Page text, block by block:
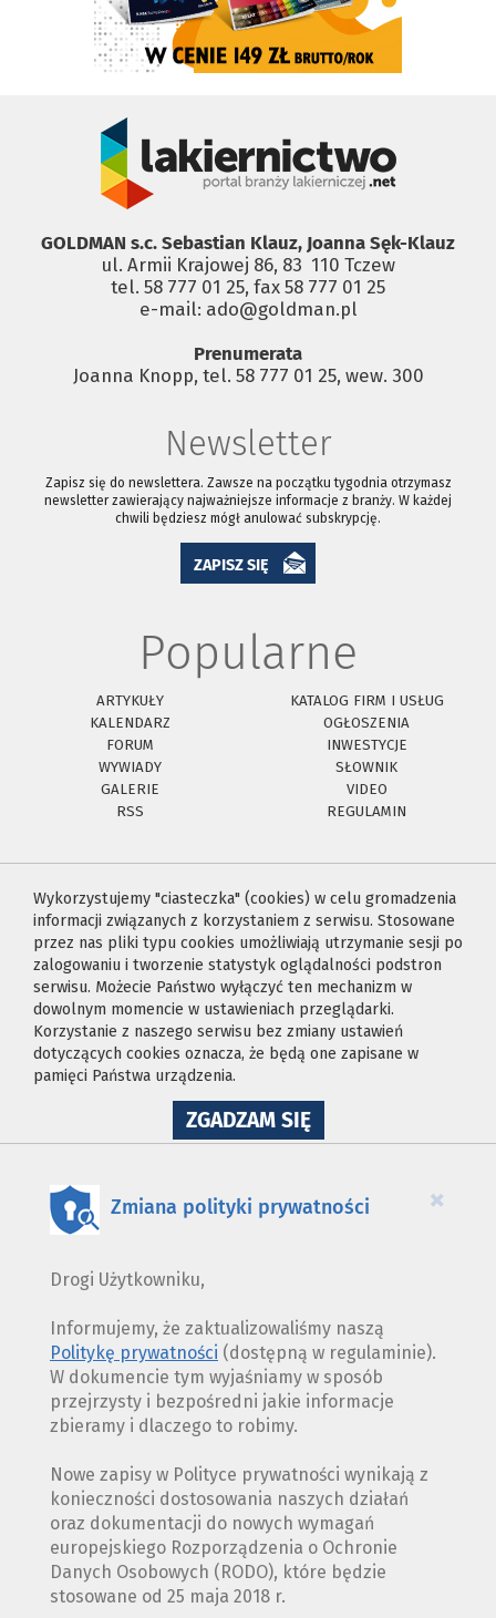
GOLDMAN s.c. Sebastian Klauz, Joanna Sęk-Klauz
ul. Armii Krajowej 86, 83 ­ 110 Tczew
tel. 58 777 01 25, fax 58 777 01 25
e-mail: ado@goldman.pl
Prenumerata
Joanna Knopp, tel. 58 777 01 25, wew. 300
Newsletter
Zapisz się do newslettera. Zawsze na początku tygodnia otrzymasz
newsletter zawierający najważniejsze informacje z branży. W każdej
chwili będziesz mógł anulować subskrypcję.
ZAPISZ SIĘ
Popularne
ARTYKUŁY
KATALOG FIRM I USŁUG
KALENDARZ
OGŁOSZENIA
FORUM
INWESTYCJE
WYWIADY
SŁOWNIK
GALERIE
VIDEO
RSS
REGULAMIN
Wykorzystujemy "ciasteczka" (cookies) w celu gromadzenia
informacji związanych z korzystaniem z serwisu. Stosowane
przez nas pliki typu cookies umożliwiają utrzymanie sesji po
zalogowaniu i tworzenie statystyk oglądalności podstron
serwisu. Możecie Państwo wyłączyć ten mechanizm w
dowolnym momencie w ustawieniach przeglądarki.
Korzystanie z naszego serwisu bez zmiany ustawień
dotyczących cookies oznacza, że będą one zapisane w
pamięci Państwa urządzenia.
ZGADZAM SIĘNA
WYKORZYSTANIE
×
Zmiana polityki prywatności
Drogi Użytkowniku,
Informujemy, że zaktualizowaliśmy naszą
Politykę prywatności (dostępną w regulaminie).
W dokumencie tym wyjaśniamy w sposób
przejrzysty i bezpośredni jakie informacje
zbieramy i dlaczego to robimy.
Nowe zapisy w Polityce prywatności wynikają z
konieczności dostosowania naszych działań
oraz dokumentacji do nowych wymagań
europejskiego Rozporządzenia o Ochronie
Danych Osobowych (RODO), które będzie
stosowane od 25 maja 2018 r.